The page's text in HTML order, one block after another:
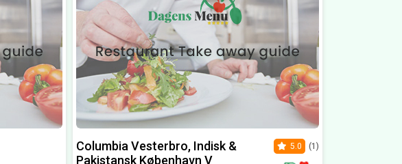
Columbia Vesterbro, Indisk &
Pakistansk København V
5.0 (1)